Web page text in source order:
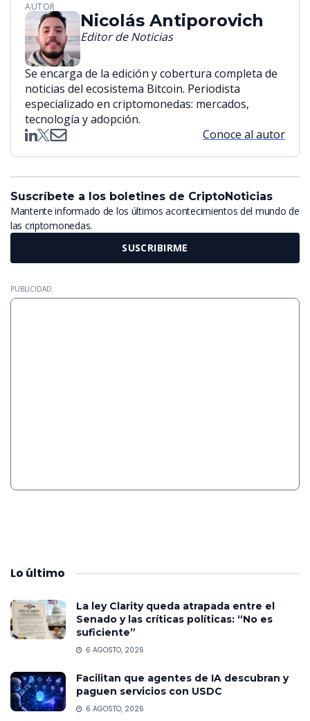
AUTOR
Nicolás Antiporovich
Editor de Noticias
Se encarga de la edición y cobertura completa de
noticias del ecosistema Bitcoin. Periodista
especializado en criptomonedas: mercados,
tecnología y adopción.
Conoce al autor
Suscríbete a los boletines de CriptoNoticias
Mantente informado de los últimos acontecimientos del mundo de
las criptomonedas.
SUSCRIBIRME
PUBLICIDAD
Lo último
La ley Clarity queda atrapada entre el
Senado y las críticas políticas: “No es
suficiente”
6 AGOSTO, 2026
Facilitan que agentes de IA descubran y
paguen servicios con USDC
6 AGOSTO, 2026